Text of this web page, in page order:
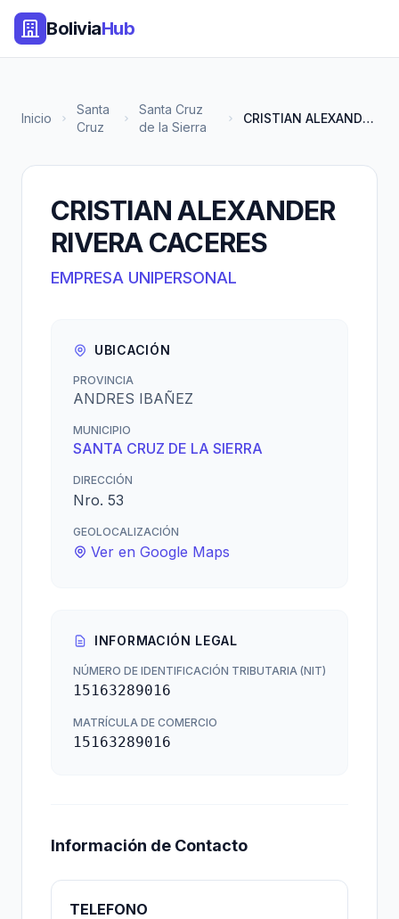
BoliviaHub
Inicio
Santa
Cruz
Santa Cruz
de la Sierra
CRISTIAN ALEXANDER RIVERA CACE...
CRISTIAN ALEXANDER
RIVERA CACERES
EMPRESA UNIPERSONAL
UBICACIÓN
PROVINCIA
ANDRES IBAÑEZ
MUNICIPIO
SANTA CRUZ DE LA SIERRA
DIRECCIÓN
Nro. 53
GEOLOCALIZACIÓN
Ver en Google Maps
INFORMACIÓN LEGAL
NÚMERO DE IDENTIFICACIÓN TRIBUTARIA (NIT)
15163289016
MATRÍCULA DE COMERCIO
15163289016
Información de Contacto
TELEFONO